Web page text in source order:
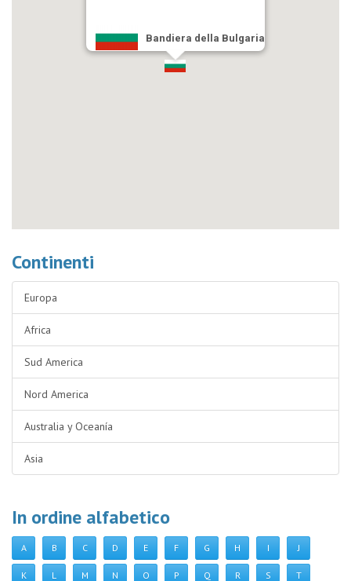
Bandiera della Bulgaria
Continenti
Europa
Africa
Sud America
Nord America
Australia y Oceanía
Asia
In ordine alfabetico
A B C D E F G H I J
K L M N O P Q R S T